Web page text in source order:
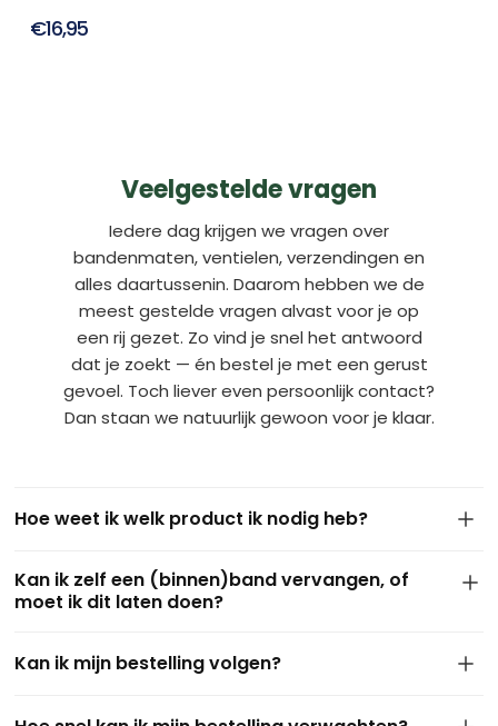
€16,95
Veelgestelde vragen
Iedere dag krijgen we vragen over
bandenmaten, ventielen, verzendingen en
alles daartussenin. Daarom hebben we de
meest gestelde vragen alvast voor je op
een rij gezet. Zo vind je snel het antwoord
dat je zoekt — én bestel je met een gerust
gevoel. Toch liever even persoonlijk contact?
Dan staan we natuurlijk gewoon voor je klaar.
Hoe weet ik welk product ik nodig heb?
huidige buitenband. Dit ziet er bijvoorbeeld zo uit: 4.10/3.50-
4 of 3.50-8. Gebruik deze maat om via onze filters het juiste
gerust een berichtje of een foto via
— we helpen
Kan ik zelf een (binnen)band vervangen, of
moet ik dit laten doen?
buitenband vervangen met watbasisgereedschap
. Vooral
Twijfel je of heb je geen ervaring? Vraag dan eventueel hulp
Kan ik mijn bestelling volgen?